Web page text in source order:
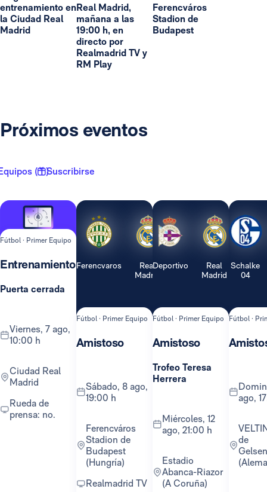
entrenamiento en
la Ciudad Real
Madrid
Real Madrid,
mañana a las
19:00 h, en
directo por
Realmadrid TV y
RM Play
Ferencváros
Stadion de
Budapest
Próximos eventos
( 1 )Suscribirse
Fútbol · Primer Equipo
Entrenamiento
Puerta cerrada
viernes, 7 ago,
10:00 h
Ciudad Real
Madrid
Rueda de
prensa: no.
Ferencvaros
Real
Madrid
Fútbol · Primer Equipo
Amistoso
sábado, 8 ago,
19:00 h
Ferencváros
Stadion de
Budapest
(Hungría)
Realmadrid TV
Deportivo
Real
Madrid
Fútbol · Primer Equipo
Amistoso
Trofeo Teresa
Herrera
miércoles, 12
ago, 21:00 h
Estadio
Abanca-Riazor
(A Coruña)
Schalke
04
Fútbol ·
domingo, 16
ago,
VELTINS-Arena
de